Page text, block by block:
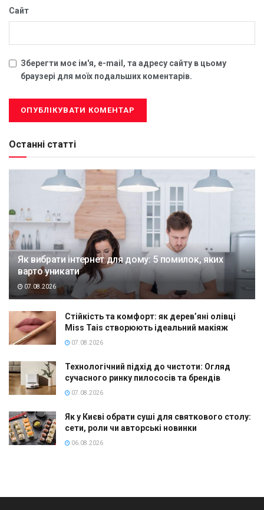
Сайт
Зберегти моє ім'я, e-mail, та адресу сайту в цьому
браузері для моїх подальших коментарів.
Останні статті
Як вибрати інтернет для дому: 5 помилок, яких
варто уникати
07.08.2026
Стійкість та комфорт: як дерев’яні олівці
Miss Tais створюють ідеальний макіяж
07.08.2026
Технологічний підхід до чистоти: Огляд
сучасного ринку пилососів та брендів
07.08.2026
Як у Києві обрати суші для святкового столу:
сети, роли чи авторські новинки
06.08.2026